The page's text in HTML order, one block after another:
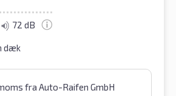
72 dB
dæk
fra Auto-Raifen GmbH